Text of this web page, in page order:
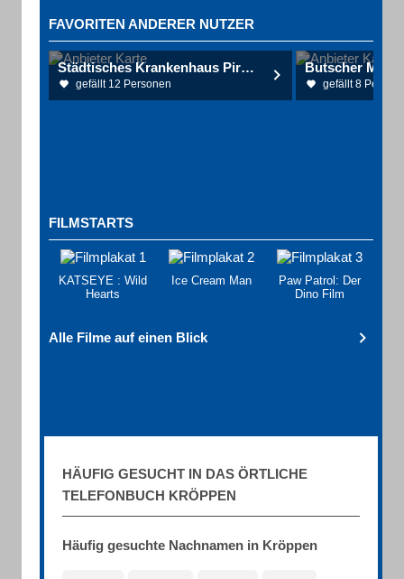
FAVORITEN ANDERER NUTZER
Städtisches Krankenhaus Pirmasens gGmbH Standort Pirmasens
gefällt 12 Personen gefällt 8
FILMSTARTS
KATSEYE : Wild
Hearts
Ice Cream Man
Paw Patrol: Der
Dino Film
Alle Filme auf einen Blick
HÄUFIG GESUCHT IN DAS ÖRTLICHE
TELEFONBUCH KRÖPPEN
Häufig gesuchte Nachnamen in Kröppen